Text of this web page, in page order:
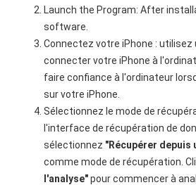
Launch the Program: After
software.
Connectez votre iPhone : utilisez
connecter votre iPhone à
faire confiance à l'ordinateur
sur votre iPhone.
Sélectionnez le mode de
l'interface de récupération de
sélectionnez "Récupérer depuis
comme mode de récupération.
l'analyse"pour commencer à